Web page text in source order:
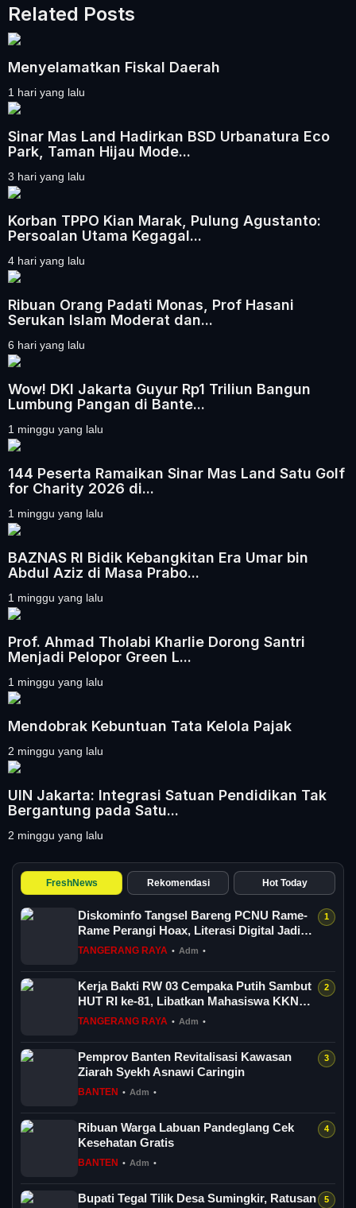
Related Posts
Menyelamatkan Fiskal Daerah
1 hari yang lalu
Sinar Mas Land Hadirkan BSD Urbanatura Eco
Park, Taman Hijau Mode...
3 hari yang lalu
Korban TPPO Kian Marak, Pulung Agustanto:
Persoalan Utama Kegagal...
4 hari yang lalu
Ribuan Orang Padati Monas, Prof Hasani
Serukan Islam Moderat dan...
6 hari yang lalu
Wow! DKI Jakarta Guyur Rp1 Triliun Bangun
Lumbung Pangan di Bante...
1 minggu yang lalu
144 Peserta Ramaikan Sinar Mas Land Satu Golf
for Charity 2026 di...
1 minggu yang lalu
BAZNAS RI Bidik Kebangkitan Era Umar bin
Abdul Aziz di Masa Prabo...
1 minggu yang lalu
Prof. Ahmad Tholabi Kharlie Dorong Santri
Menjadi Pelopor Green L...
1 minggu yang lalu
Mendobrak Kebuntuan Tata Kelola Pajak
2 minggu yang lalu
UIN Jakarta: Integrasi Satuan Pendidikan Tak
Bergantung pada Satu...
2 minggu yang lalu
FreshNews Rekomendasi Hot Today
Diskominfo Tangsel Bareng PCNU Rame-
Rame Perangi Hoax, Literasi Digital Jadi
And...
TANGERANG RAYA • Adm •
Kerja Bakti RW 03 Cempaka Putih Sambut
HUT RI ke-81, Libatkan Mahasiswa KKN
UMJ
TANGERANG RAYA • Adm •
Pemprov Banten Revitalisasi Kawasan
Ziarah Syekh Asnawi Caringin
BANTEN • Adm •
Ribuan Warga Labuan Pandeglang Cek
Kesehatan Gratis
BANTEN • Adm •
Bupati Tegal Tilik Desa Sumingkir, Ratusan